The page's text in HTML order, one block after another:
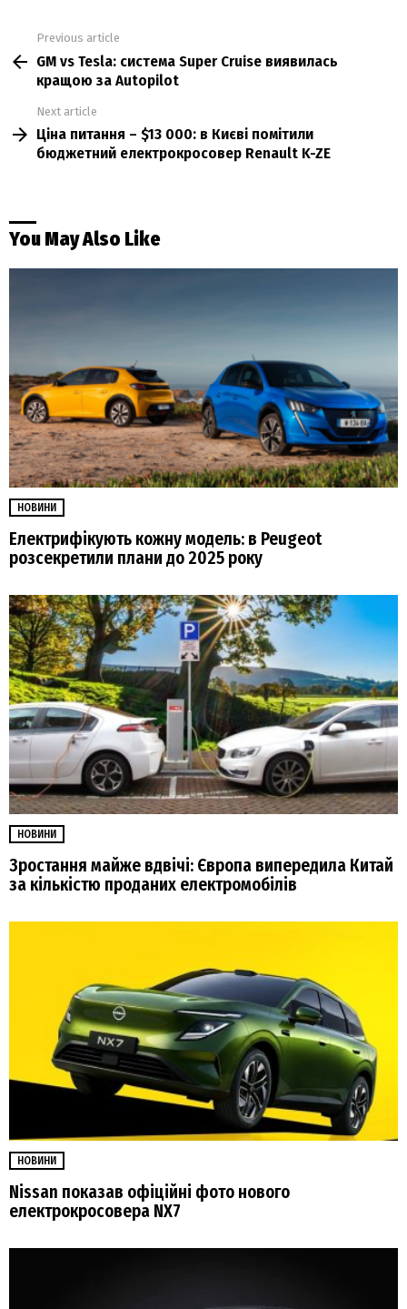
more
Previous article
GM vs Tesla: система Super Cruise виявилась
кращою за Autopilot
Next article
Ціна питання – $13 000: в Києві помітили
бюджетний електрокросовер Renault K-ZE
You May Also Like
НОВИНИ
Електрифікують кожну модель: в Peugeot
розсекретили плани до 2025 року
НОВИНИ
Зростання майже вдвічі: Європа випередила Китай
за кількістю проданих електромобілів
НОВИНИ
Nissan показав офіційні фото нового
електрокросовера NX7